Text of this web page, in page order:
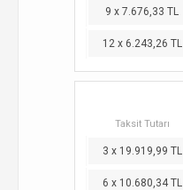
9 x 7.676,33 TL
12 x 6.243,26 TL
Taksit Tutarı
3 x 19.919,99 TL
6 x 10.680,34 TL